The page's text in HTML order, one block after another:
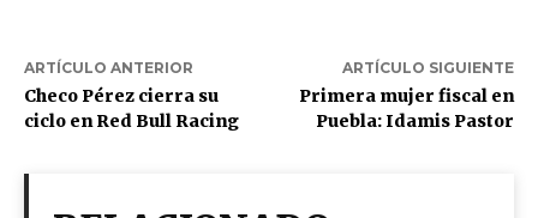
ARTÍCULO ANTERIOR
Checo Pérez cierra su
ciclo en Red Bull Racing
ARTÍCULO SIGUIENTE
Primera mujer fiscal en
Puebla: Idamis Pastor